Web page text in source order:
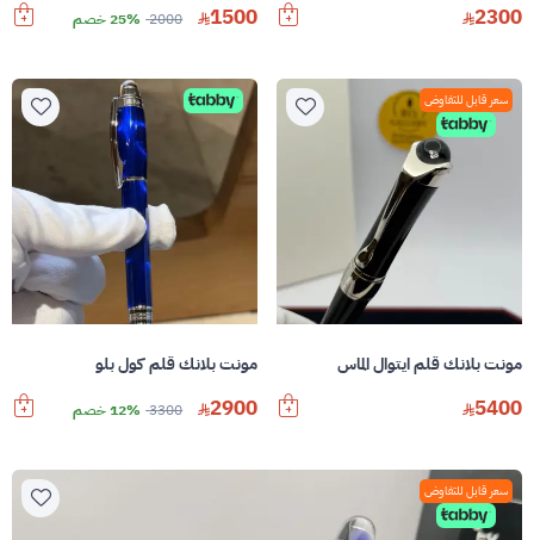
2300
1500
2000 25% خصم
سعر قابل للتفاوض
مونت بلانك قلم ايتوال الماس
5400
مونت بلانك قلم كول بلو
2900
3300 12% خصم
سعر قابل للتفاوض